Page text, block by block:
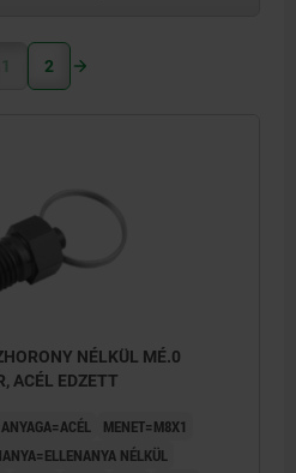
1 2
NÉLKÜL MÉ.0
ACÉL EDZETT
MENET=M8X1
NÉLKÜL